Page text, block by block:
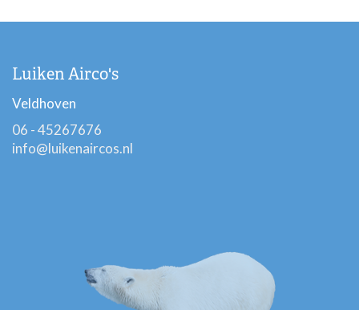
Luiken Airco's
Veldhoven
06 - 45267676
info@luikenaircos.nl